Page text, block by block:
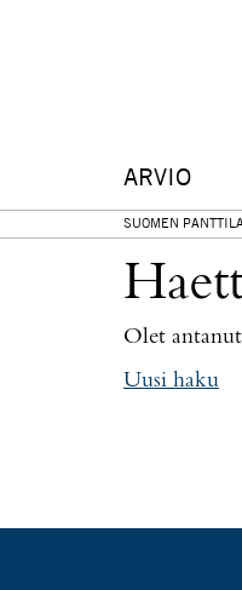
ARVIO
SUOMEN
Olet
Uusi haku